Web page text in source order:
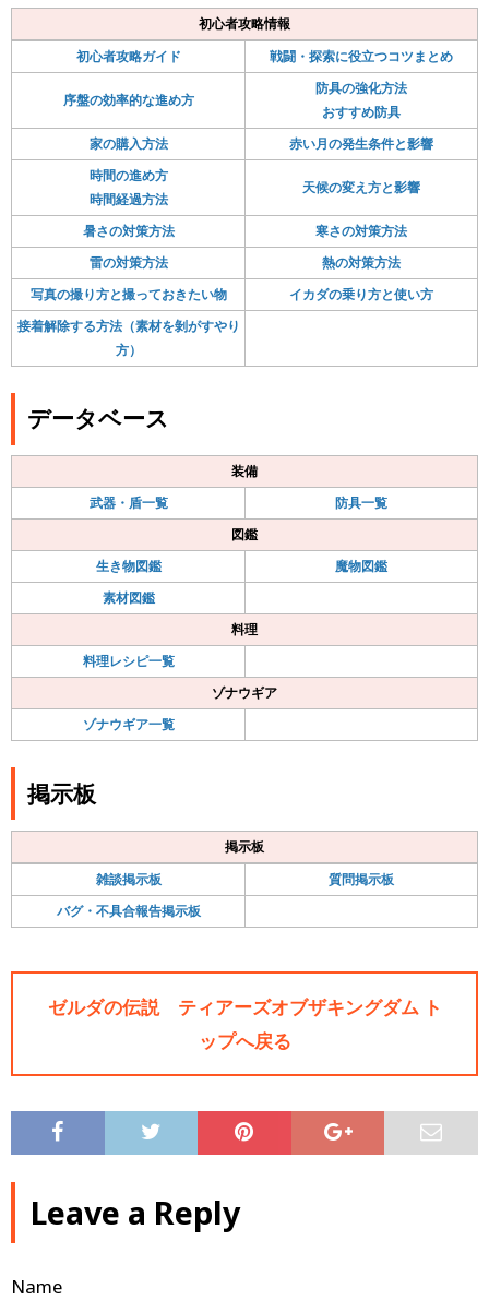
初心者攻略情報
初心者攻略ガイド
戦闘・探索に役立つコツまとめ
序盤の効率的な進め方
防具の強化方法
おすすめ防具
家の購入方法
赤い月の発生条件と影響
時間の進め方
時間経過方法
天候の変え方と影響
暑さの対策方法
寒さの対策方法
雷の対策方法
熱の対策方法
写真の撮り方と撮っておきたい物
イカダの乗り方と使い方
接着解除する方法（素材を剝がすやり
方）
データベース
装備
武器・盾一覧
防具一覧
図鑑
生き物図鑑
魔物図鑑
素材図鑑
料理
料理レシピ一覧
ゾナウギア
ゾナウギア一覧
掲示板
掲示板
雑談掲示板
質問掲示板
バグ・不具合報告掲示板
ゼルダの伝説 ティアーズオブザキングダム ト
ップへ戻る
Leave a Reply
Name